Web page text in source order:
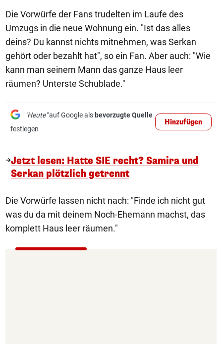
Die Vorwürfe der Fans trudelten im Laufe des
Umzugs in die neue Wohnung ein. "Ist das alles
deins? Du kannst nichts mitnehmen, was Serkan
gehört oder bezahlt hat", so ein Fan. Aber auch: "Wie
kann man seinem Mann das ganze Haus leer
räumen? Unterste Schublade."
"Heute"auf Google als bevorzugte Quelle
festlegen
Hinzufügen
Jetzt lesen: Hatte SIE recht? Samira und
Serkan plötzlich getrennt
Die Vorwürfe lassen nicht nach: "Finde ich nicht gut
was du da mit deinem Noch-Ehemann machst, das
komplett Haus leer räumen."